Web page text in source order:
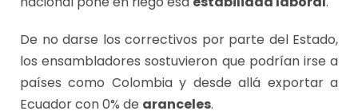
De no darse los correctivos por parte del Estado,
los ensambladores sostuvieron que podrían irse a
países como Colombia y desde allá exportar a
Ecuador con 0% de aranceles.